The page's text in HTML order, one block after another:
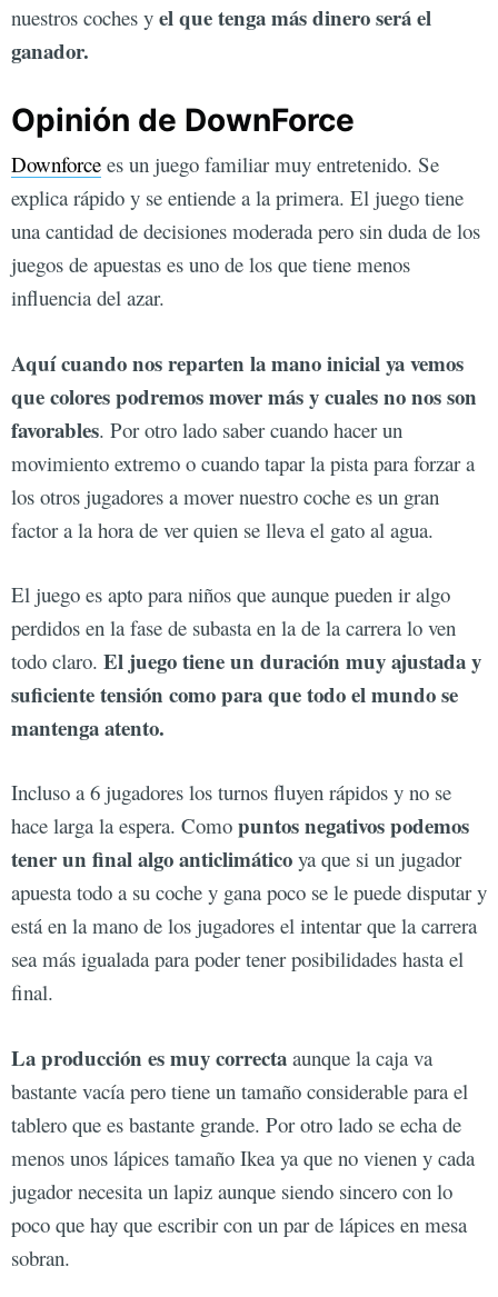
nuestros coches y el que tenga más dinero será el
ganador.
Opinión de DownForce
Downforce es un juego familiar muy entretenido. Se
explica rápido y se entiende a la primera. El juego tiene
una cantidad de decisiones moderada pero sin duda de los
juegos de apuestas es uno de los que tiene menos
influencia del azar.
Aquí cuando nos reparten la mano inicial ya vemos
que colores podremos mover más y cuales no nos son
favorables. Por otro lado saber cuando hacer un
movimiento extremo o cuando tapar la pista para forzar a
los otros jugadores a mover nuestro coche es un gran
factor a la hora de ver quien se lleva el gato al agua.
El juego es apto para niños que aunque pueden ir algo
perdidos en la fase de subasta en la de la carrera lo ven
todo claro. El juego tiene un duración muy ajustada y
suficiente tensión como para que todo el mundo se
mantenga atento.
Incluso a 6 jugadores los turnos fluyen rápidos y no se
hace larga la espera. Como puntos negativos podemos
tener un final algo anticlimático ya que si un jugador
apuesta todo a su coche y gana poco se le puede disputar y
está en la mano de los jugadores el intentar que la carrera
sea más igualada para poder tener posibilidades hasta el
final.
La producción es muy correcta aunque la caja va
bastante vacía pero tiene un tamaño considerable para el
tablero que es bastante grande. Por otro lado se echa de
menos unos lápices tamaño Ikea ya que no vienen y cada
jugador necesita un lapiz aunque siendo sincero con lo
poco que hay que escribir con un par de lápices en mesa
sobran.